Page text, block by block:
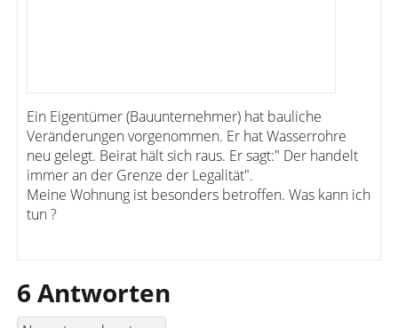
Ein Eigentümer (Bauunternehmer) hat bauliche
Veränderungen vorgenommen. Er hat Wasserrohre
neu gelegt. Beirat hält sich raus. Er sagt:" Der handelt
immer an der Grenze der Legalität".
Meine Wohnung ist besonders betroffen. Was kann ich
tun ?
6 Antworten